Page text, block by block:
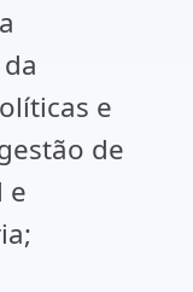
e
de
e